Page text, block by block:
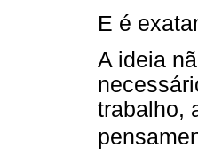
E é
A ideia
trabalho,